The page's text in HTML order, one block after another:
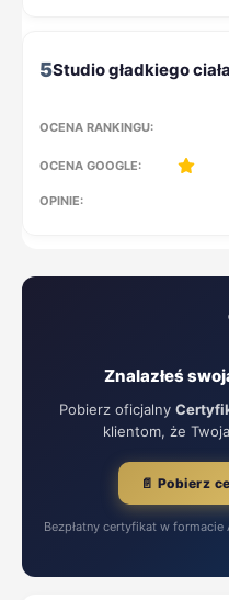
5
Znalazłeś
Pobierz oficjalny
klientom, że
📄 Pobierz
Bezpłatny certyfikat w